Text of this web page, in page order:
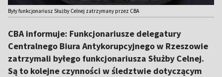
Były funkcjonariusz Służby Celnej zatrzymany przez CBA
CBA informuje: Funkcjonariusze delegatury
Centralnego Biura Antykorupcyjnego w Rzeszowie
zatrzymali byłego funkcjonariusza Służby Celnej.
Są to kolejne czynności w śledztwie dotyczącym